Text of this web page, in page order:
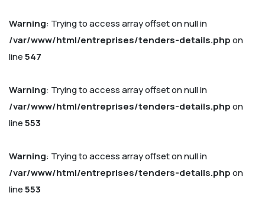
Warning: Trying to access array offset on null in
/var/www/html/entreprises/tenders-details.phpon
line547
Warning: Trying to access array offset on null in
/var/www/html/entreprises/tenders-details.phpon
line553
Warning: Trying to access array offset on null in
/var/www/html/entreprises/tenders-details.phpon
line553